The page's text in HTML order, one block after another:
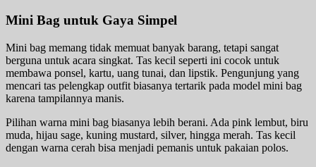
Mini Bag untuk Gaya Simpel
Mini bag memang tidak memuat banyak barang, tetapi sangat
berguna untuk acara singkat. Tas kecil seperti ini cocok untuk
membawa ponsel, kartu, uang tunai, dan lipstik. Pengunjung yang
mencari tas pelengkap outfit biasanya tertarik pada model mini bag
karena tampilannya manis.
Pilihan warna mini bag biasanya lebih berani. Ada pink lembut, biru
muda, hijau sage, kuning mustard, silver, hingga merah. Tas kecil
dengan warna cerah bisa menjadi pemanis untuk pakaian polos.